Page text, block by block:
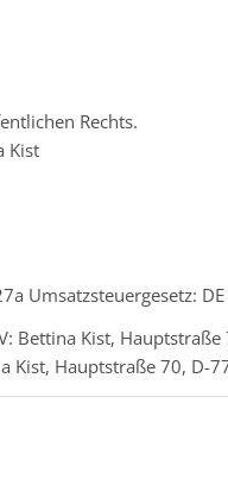
Rechts.
Kist
Umsatzsteuergesetz:
Bettina Kist,
Hauptstraße 70, D-